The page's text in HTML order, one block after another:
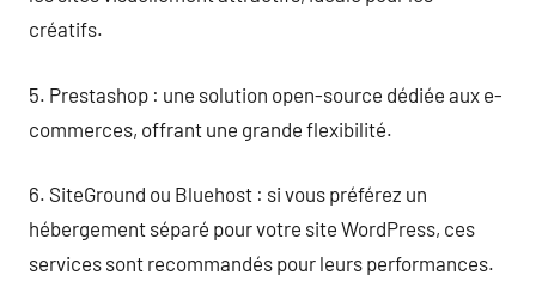
créatifs.
5. Prestashop : une solution open-source dédiée aux e-
commerces, offrant une grande flexibilité.
6. SiteGround ou Bluehost : si vous préférez un
hébergement séparé pour votre site WordPress, ces
services sont recommandés pour leurs performances.